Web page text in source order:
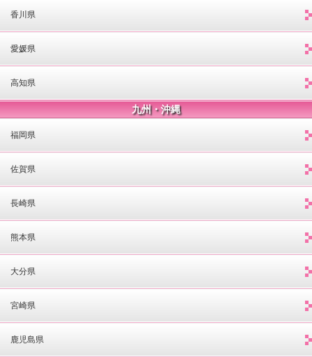
香川県
愛媛県
高知県
九州・沖縄
福岡県
佐賀県
長崎県
熊本県
大分県
宮崎県
鹿児島県